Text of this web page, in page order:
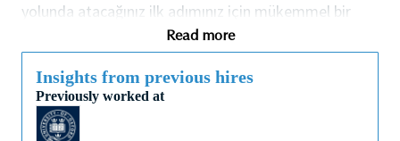
yolunda atacağınız ilk adımınız için mükemmel bir
içerisinde ilerleyici kariyer fırsatları, seçkin eğitim,
gelişim, rekabetçi ücretlendirme ve yan hak paketleri
sunuyoruz.
Read more
Insights from previous hires
Previously worked at